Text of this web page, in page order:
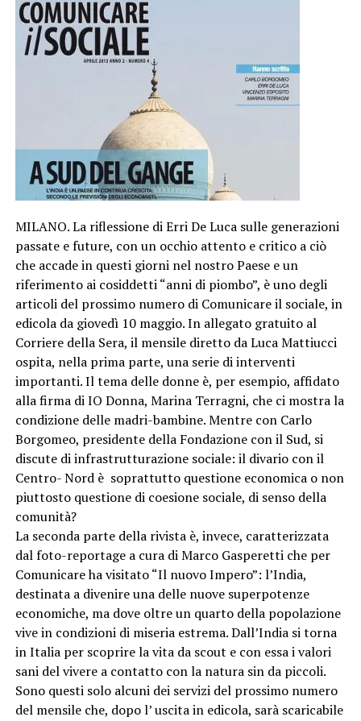
MILANO. La riflessione di Erri De Luca sulle generazioni
passate e future, con un occhio attento e critico a ciò
che accade in questi giorni nel nostro Paese e un
riferimento ai cosiddetti “anni di piombo”, è uno degli
articoli del prossimo numero di Comunicare il sociale, in
edicola da giovedì 10 maggio. In allegato gratuito al
Corriere della Sera, il mensile diretto da Luca Mattiucci
ospita, nella prima parte, una serie di interventi
importanti. Il tema delle donne è, per esempio, affidato
alla firma di IO Donna, Marina Terragni, che ci mostra la
condizione delle madri-bambine. Mentre con Carlo
Borgomeo, presidente della Fondazione con il Sud, si
discute di infrastrutturazione sociale: il divario con il
Centro- Nord è soprattutto questione economica o non
piuttosto questione di coesione sociale, di senso della
comunità?
La seconda parte della rivista è, invece, caratterizzata
dal foto-reportage a cura di Marco Gasperetti che per
Comunicare ha visitato “Il nuovo Impero”: l’India,
destinata a divenire una delle nuove superpotenze
economiche, ma dove oltre un quarto della popolazione
vive in condizioni di miseria estrema. Dall’India si torna
in Italia per scoprire la vita da scout e con essa i valori
sani del vivere a contatto con la natura sin da piccoli.
Sono questi solo alcuni dei servizi del prossimo numero
del mensile che, dopo l’ uscita in edicola, sarà scaricabile